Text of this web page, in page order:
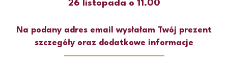
26 listopada o 11.00
Na podany adres email wysłałam Twój prezent
szczegóły oraz dodatkowe informacje